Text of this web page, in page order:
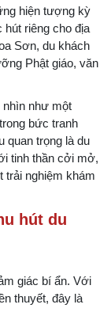
hiện tượng kỳ
riêng cho địa
Sơn, du khách
Phật giáo, văn
như một
bức tranh
quan trọng là du
tinh thần cởi mở,
trải nghiệm khám
hút du
giác bí ẩn. Với
thuyết, đây là